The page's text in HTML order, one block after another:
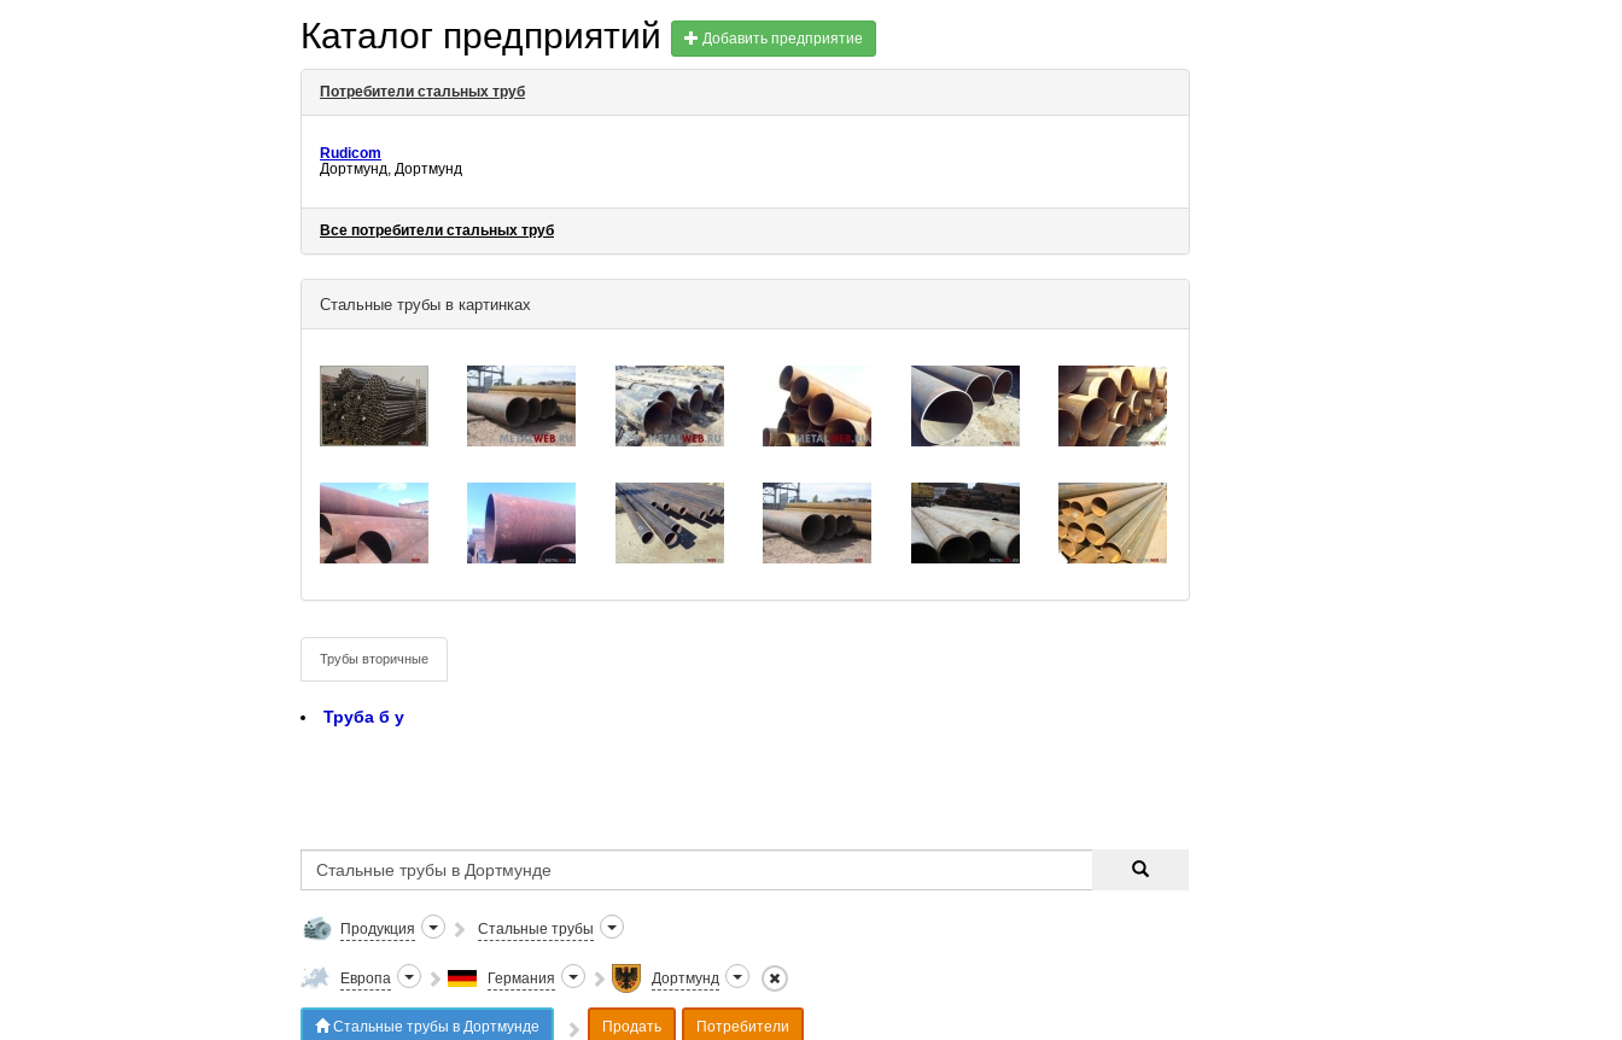
Каталог предприятий Добавить предприятие
Потребители стальных труб
Rudicom
Дортмунд, Дортмунд
Все потребители стальных труб
Стальные трубы в картинках
Трубы вторичные
Труба б у
Продукция Стальные трубы
Европа Германия Дортмунд
Стальные трубы в Дортмунде Продать Потребители